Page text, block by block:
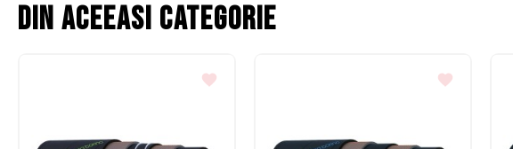
Din aceeasi categorie